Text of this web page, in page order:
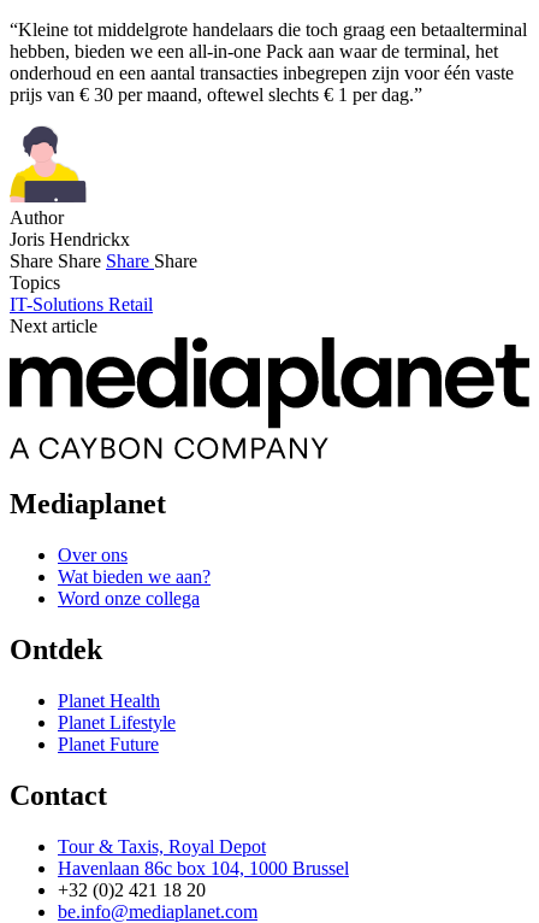
“Kleine tot middelgrote handelaars die toch graag een betaalterminal
hebben, bieden we een all-in-one Pack aan waar de terminal, het
onderhoud en een aantal transacties inbegrepen zijn voor één vaste
prijs van € 30 per maand, oftewel slechts € 1 per dag.”
Author
Joris Hendrickx
Share Share Share Share
Topics
IT-Solutions Retail
Next article
Mediaplanet
Over ons
Wat bieden we aan?
Word onze collega
Ontdek
Planet Health
Planet Lifestyle
Planet Future
Contact
Tour & Taxis, Royal Depot
Havenlaan 86c box 104, 1000 Brussel
+32 (0)2 421 18 20
be.info@mediaplanet.com